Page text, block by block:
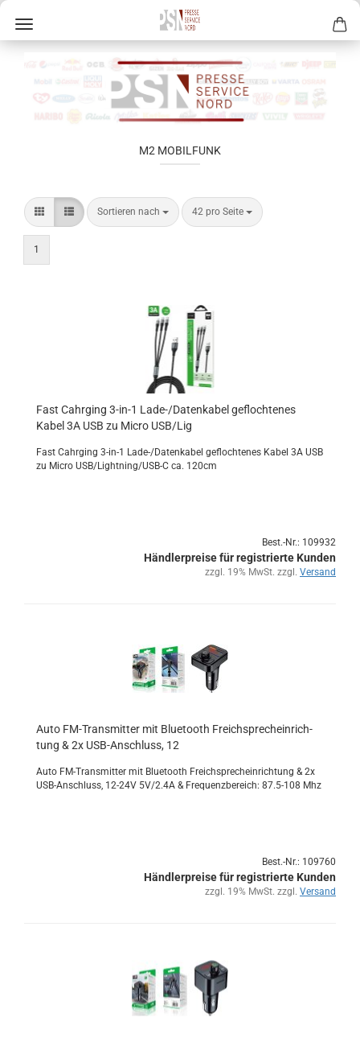
M2 MOBILFUNK
Sortieren nach 42 pro Seite
1
Fast Cahr­ging 3-​in-1 Lade-/Da­ten­ka­bel ge­floch­te­nes
Kabel 3A USB zu Micro USB/Lig
Fast Cahr­ging 3-​in-1 Lade-/Da­ten­ka­bel ge­floch­te­nes Kabel 3A USB
zu Micro USB/Light­ning/USB-C ca. 120cm
Best.-Nr.: 109932
Händlerpreise für registrierte Kunden
zzgl. 19% MwSt. zzgl. Versand
Auto FM-​Trans­mit­ter mit Blue­tooth Freich­sprech­ein­rich­
tung & 2x USB-​An­schluss, 12
Auto FM-​Transmitter mit Blue­tooth Freich­sprech­ein­rich­tung & 2x
USB-​Anschluss, 12-​24V 5V/2.4A & Fre­quenz­be­reich: 87.5-108 Mhz
Best.-Nr.: 109760
Händlerpreise für registrierte Kunden
zzgl. 19% MwSt. zzgl. Versand